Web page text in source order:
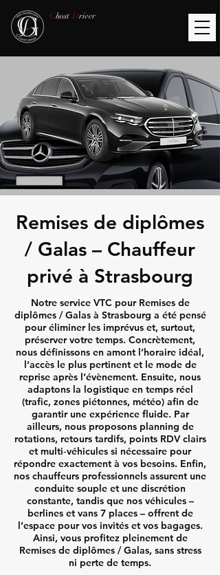
Ghost Driver
Remises de diplômes
/ Galas – Chauffeur
privé à Strasbourg
Notre service VTC pour Remises de
diplômes / Galas à Strasbourg a été pensé
pour éliminer les imprévus et, surtout,
préserver votre temps. Concrètement,
nous définissons en amont l’horaire idéal,
l’accès le plus pertinent et le mode de
reprise après l’évènement. Ensuite, nous
adaptons la logistique en temps réel
(trafic, zones piétonnes, météo) afin de
garantir une expérience fluide. Par
ailleurs, nous proposons planning de
rotations, retours tardifs, points RDV clairs
et multi‑véhicules si nécessaire pour
répondre exactement à vos besoins. Enfin,
nos chauffeurs professionnels assurent une
conduite souple et une discrétion
constante, tandis que nos véhicules –
berlines et vans 7 places – offrent de
l’espace pour vos invités et vos bagages.
Ainsi, vous profitez pleinement de
Remises de diplômes / Galas, sans stress
ni perte de temps.